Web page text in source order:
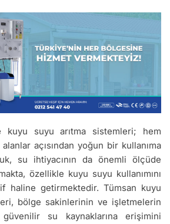
kuyu suyu arıtma sistemleri; hem
açısından yoğun bir kullanıma
su ihtiyacının da önemli ölçüde
özellikle kuyu suyu kullanımını
haline getirmektedir. Tümsan kuyu
bölge sakinlerinin ve işletmelerin
su kaynaklarına erişimini